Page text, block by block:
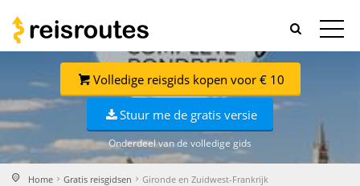
Volledige reisgids kopen voor € 10
Stuur me de gratis versie
Onderdeel van de volledige gids
Home Gratis reisgidsen Gironde en Zuidwest-Frankrijk